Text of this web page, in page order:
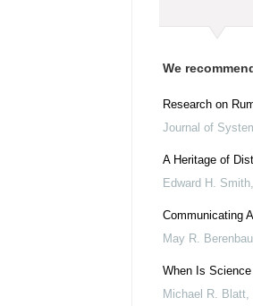
We
Research on
Journal of
A Heritage of
Edward H. Smith,
Communicating
May R.
When Is Science
Michael R. Blatt,